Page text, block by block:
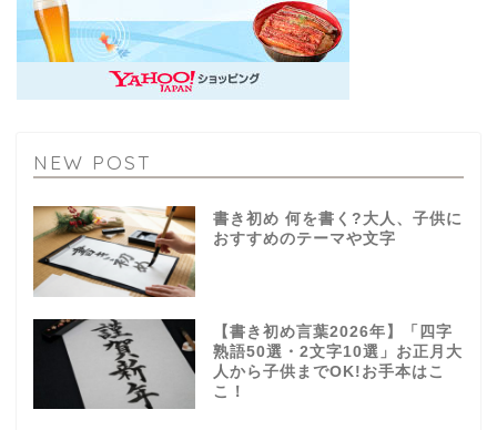
NEW POST
書き初め 何を書く?大人、子供に
おすすめのテーマや文字
【書き初め言葉2026年】「四字
熟語50選・2文字10選」お正月大
人から子供までOK!お手本はこ
こ！